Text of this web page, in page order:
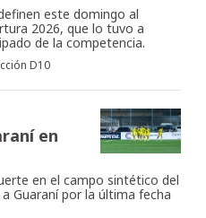
este domingo al
2026, que lo tuvo a
de la competencia.
D10
en
en el campo sintético del
Guaraní por la última fecha